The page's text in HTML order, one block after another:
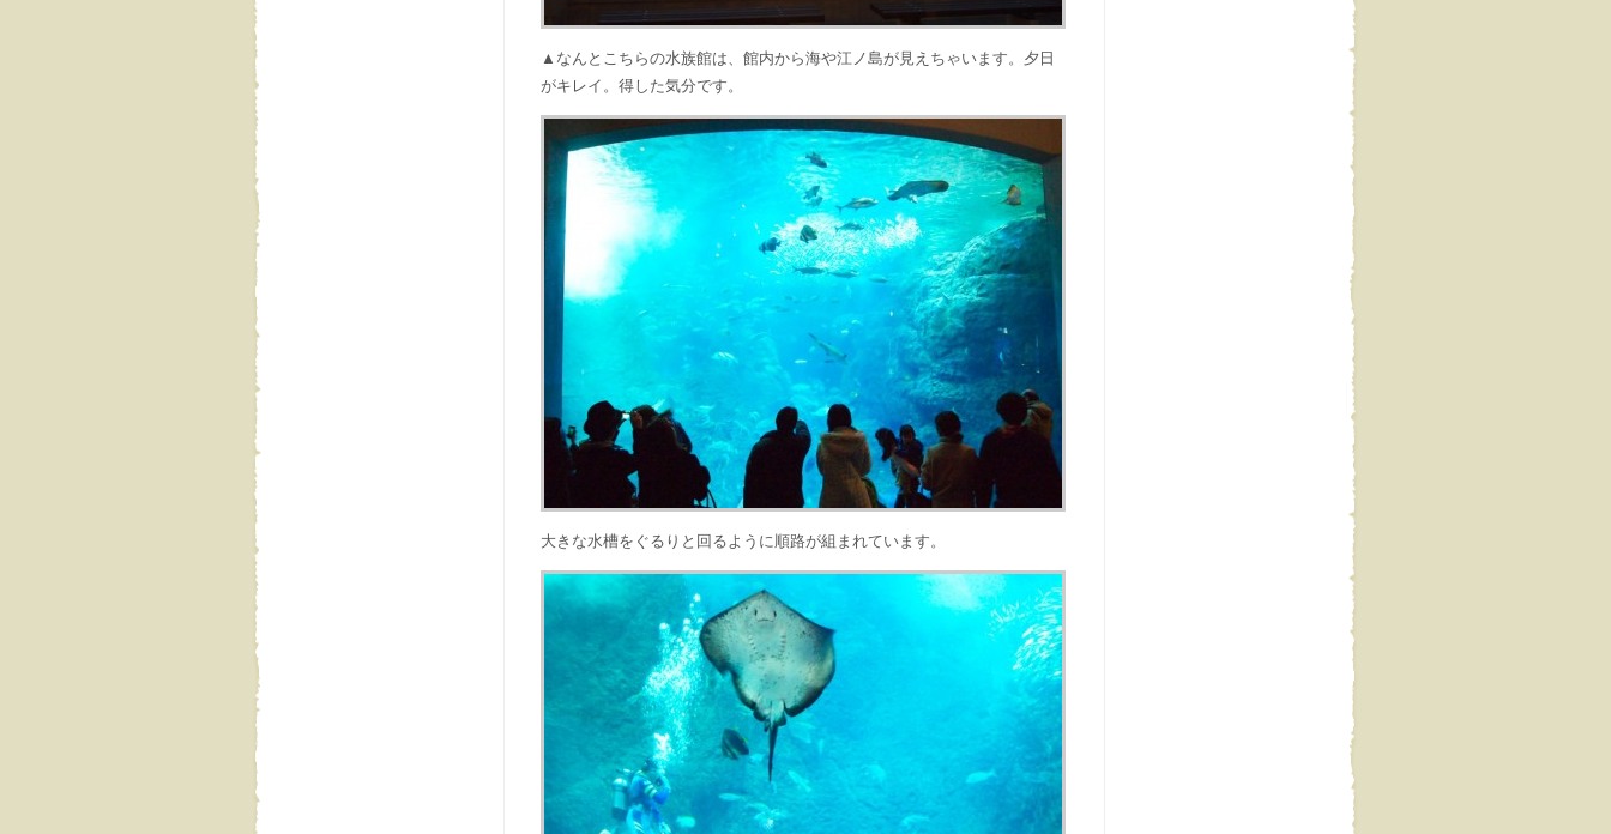
▲なんとこちらの水族館は、館内から海や江ノ島が見えちゃいます。夕日
がキレイ。得した気分です。
大きな水槽をぐるりと回るように順路が組まれています。